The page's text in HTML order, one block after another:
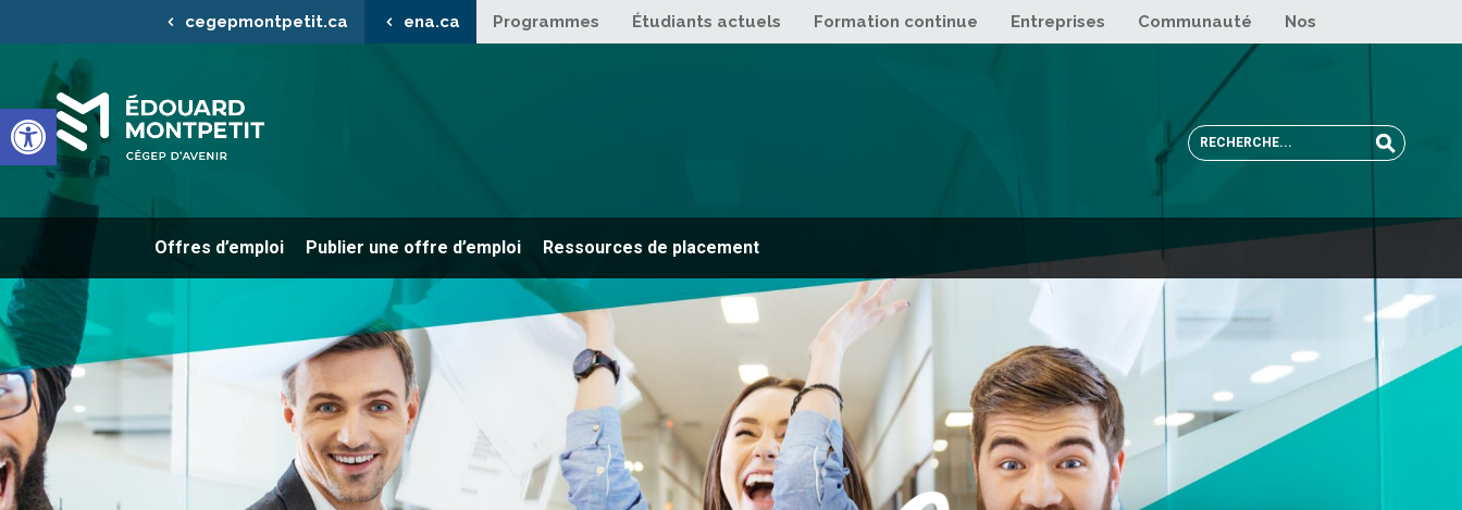
Ouvrir la barre d’outils
cegepmontpetit.ca ena.ca Programmes Étudiants actuels Formation continue Entreprises Communauté Nos sites
Offres d’emploi Publier une offre d’emploi Ressources de placement